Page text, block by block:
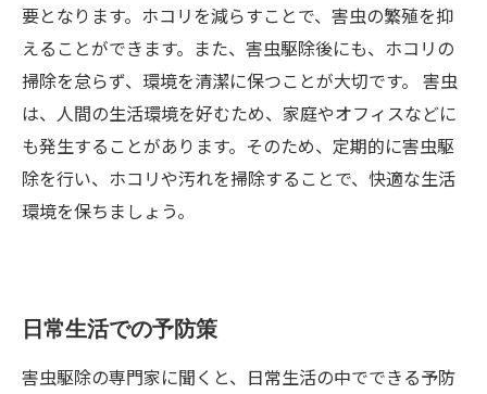
要となります。ホコリを減らすことで、害虫の繁殖を抑
えることができます。また、害虫駆除後にも、ホコリの
掃除を怠らず、環境を清潔に保つことが大切です。 害虫
は、人間の生活環境を好むため、家庭やオフィスなどに
も発生することがあります。そのため、定期的に害虫駆
除を行い、ホコリや汚れを掃除することで、快適な生活
環境を保ちましょう。
日常生活での予防策
害虫駆除の専門家に聞くと、日常生活の中でできる予防